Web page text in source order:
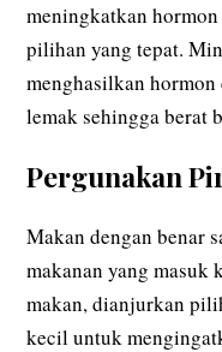
meningkatkan
pilihan yang tepat.
menghasilkan
lemak sehingga berat
Pergunakan
Makan dengan benar
makanan yang masuk
makan, dianjurkan
kecil untuk